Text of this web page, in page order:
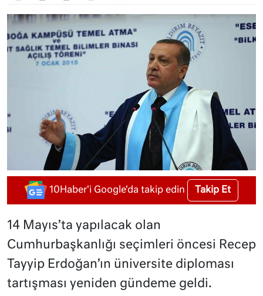
10Haber'i Google'da takip edin Takip Et
14 Mayıs’ta yapılacak olan
Cumhurbaşkanlığı seçimleri öncesi Recep
Tayyip Erdoğan’ın üniversite diploması
tartışması yeniden gündeme geldi.